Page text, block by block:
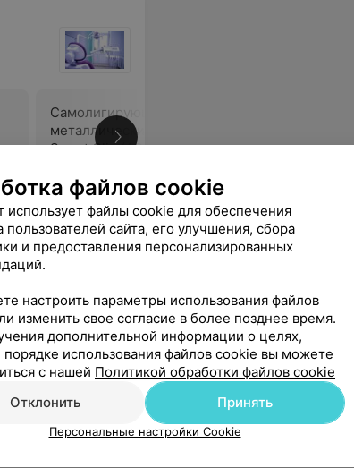
Самолигирующие
металлические брекеты
Smart Clip (APC FF)
поддерживать пациента. Еще
файлов cookie
использует файлы cookie для обеспечения
пользователей сайта, его улучшения, сбора
и предоставления персонализированных
настроить параметры использования файлов
изменить свое согласие в более позднее время.
дополнительной информации о целях,
порядке использования файлов cookie вы можете
с нашей Политикой обработки файлов cookie
Отклонить
Принять
Персональные настройки Cookie